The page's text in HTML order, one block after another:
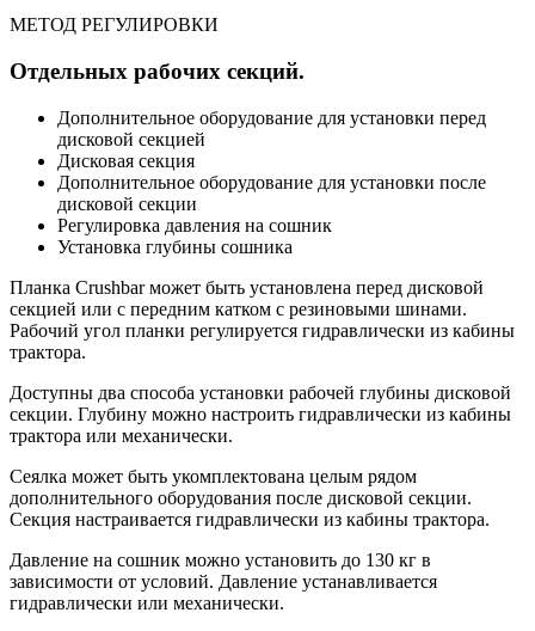
МЕТОД РЕГУЛИРОВКИ
Отдельных рабочих секций.
Дополнительное оборудование для установки перед
дисковой секцией
Дисковая секция
Дополнительное оборудование для установки после
дисковой секции
Регулировка давления на сошник
Установка глубины сошника
Планка Crushbar может быть установлена перед дисковой
секцией или с передним катком с резиновыми шинами.
Рабочий угол планки регулируется гидравлически из кабины
трактора.
Доступны два способа установки рабочей глубины дисковой
секции. Глубину можно настроить гидравлически из кабины
трактора или механически.
Сеялка может быть укомплектована целым рядом
дополнительного оборудования после дисковой секции.
Секция настраивается гидравлически из кабины трактора.
Давление на сошник можно установить до 130 кг в
зависимости от условий. Давление устанавливается
гидравлически или механически.